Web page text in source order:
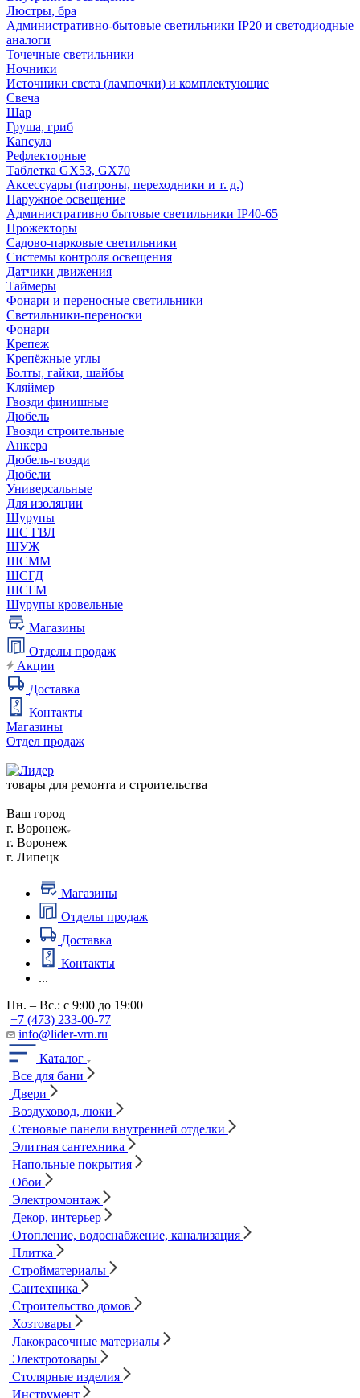
Люстры, бра
Административно-бытовые светильники IP20 и светодиодные
аналоги
Точечные светильники
Ночники
Источники света (лампочки) и комплектующие
Свеча
Шар
Груша, гриб
Капсула
Рефлекторные
Таблетка GX53, GX70
Аксессуары (патроны, переходники и т. д.)
Наружное освещение
Административно бытовые светильники IP40-65
Прожекторы
Садово-парковые светильники
Системы контроля освещения
Датчики движения
Таймеры
Фонари и переносные светильники
Светильники-переноски
Фонари
Крепеж
Крепёжные углы
Болты, гайки, шайбы
Кляймер
Гвозди финишные
Дюбель
Гвозди строительные
Анкера
Дюбель-гвозди
Дюбели
Универсальные
Для изоляции
Шурупы
ШС ГВЛ
ШУЖ
ШСММ
ШСГД
ШСГМ
Шурупы кровельные
Магазины
Отделы продаж
Акции
Доставка
Контакты
Магазины
Отдел продаж
товары для ремонта и строительства
Ваш город
г. Воронеж
г. Воронеж
г. Липецк
Магазины
Отделы продаж
Доставка
Контакты
...
Пн. – Вс.: с 9:00 до 19:00
+7 (473) 233-00-77
info@lider-vrn.ru
Каталог
Все для бани
Двери
Воздуховод, люки
Стеновые панели внутренней отделки
Элитная сантехника
Напольные покрытия
Обои
Электромонтаж
Декор, интерьер
Отопление, водоснабжение, канализация
Плитка
Стройматериалы
Сантехника
Строительство домов
Хозтовары
Лакокрасочные материалы
Электротовары
Столярные изделия
Инструмент